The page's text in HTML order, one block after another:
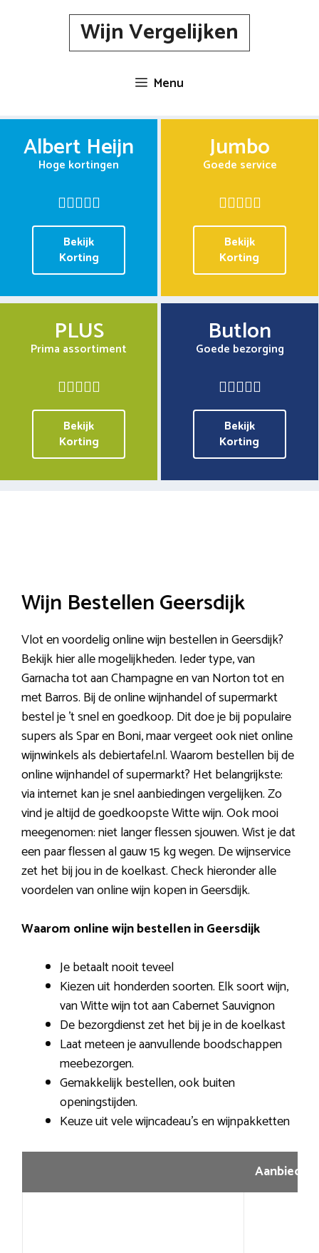
Wijn Vergelijken
Menu
Albert Heijn
Hoge kortingen
Bekijk
Korting
Jumbo
Goede service
Bekijk
Korting
PLUS
Prima assortiment
Bekijk
Korting
Butlon
Goede bezorging
Bekijk
Korting
Wijn Bestellen Geersdijk
Vlot en voordelig online wijn bestellen in Geersdijk?
Bekijk hier alle mogelijkheden. Ieder type, van
Garnacha tot aan Champagne en van Norton tot en
met Barros. Bij de online wijnhandel of supermarkt
bestel je ’t snel en goedkoop. Dit doe je bij populaire
supers als Spar en Boni, maar vergeet ook niet online
wijnwinkels als debiertafel.nl. Waarom bestellen bij de
online wijnhandel of supermarkt? Het belangrijkste:
via internet kan je snel aanbiedingen vergelijken. Zo
vind je altijd de goedkoopste Witte wijn. Ook mooi
meegenomen: niet langer flessen sjouwen. Wist je dat
een paar flessen al gauw 15 kg wegen. De wijnservice
zet het bij jou in de koelkast. Check hieronder alle
voordelen van online wijn kopen in Geersdijk.
Waarom online wijn bestellen in Geersdijk
Je betaalt nooit teveel
Kiezen uit honderden soorten. Elk soort wijn,
van Witte wijn tot aan Cabernet Sauvignon
De bezorgdienst zet het bij je in de koelkast
Laat meteen je aanvullende boodschappen
meebezorgen.
Gemakkelijk bestellen, ook buiten
openingstijden.
Keuze uit vele wijncadeau’s en wijnpakketten